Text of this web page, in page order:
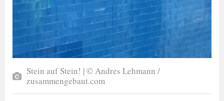
Stein auf Stein! | © Andres Lehmann /
zusammengebaut.com